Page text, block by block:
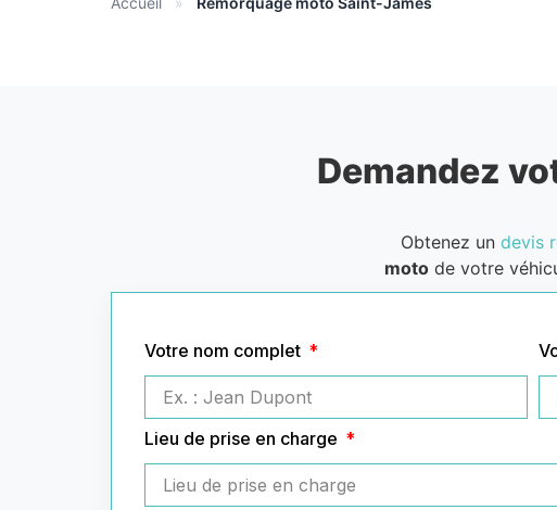
Demandez
Obtenez un devis
motode votre
Votre nom complet
Lieu de prise en charge